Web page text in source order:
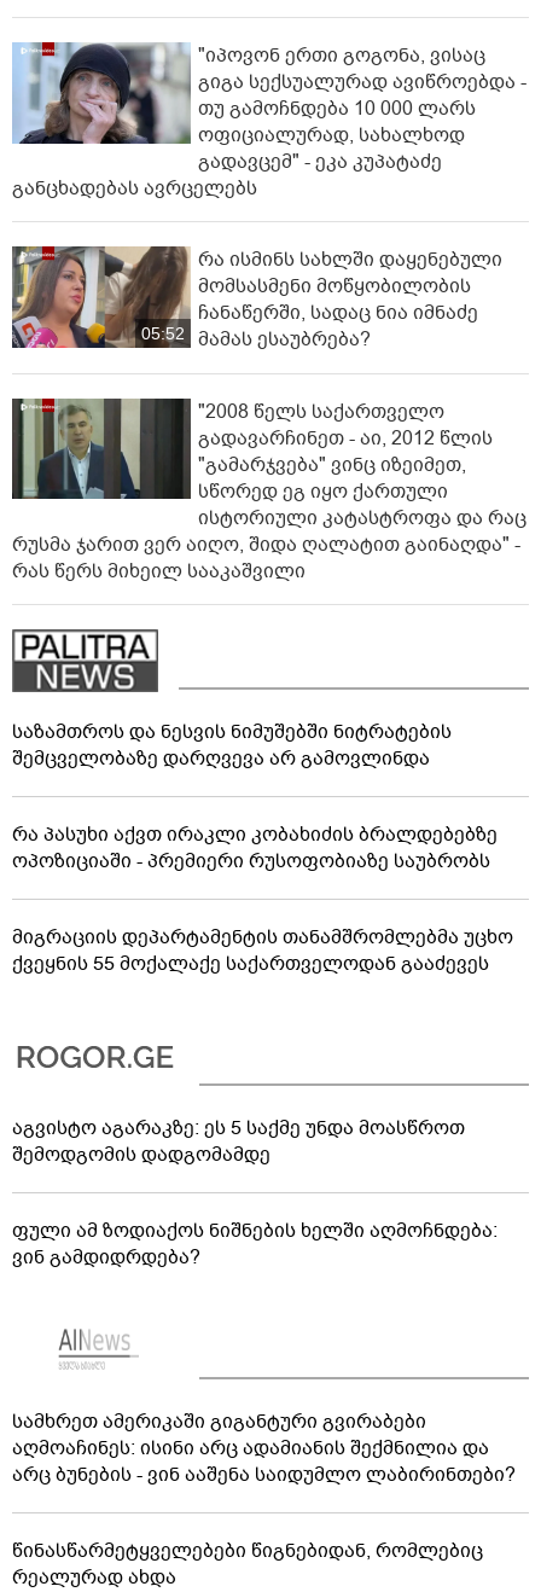
"იპოვონ ერთი გოგონა, ვისაც
გიგა სექსუალურად ავიწროებდა -
თუ გამოჩნდება 10 000 ლარს
ოფიციალურად, სახალხოდ
გადავცემ" - ეკა კუპატაძე
განცხადებას ავრცელებს
05:52
რა ისმინს სახლში დაყენებული
მომსასმენი მოწყობილობის
ჩანაწერში, სადაც ნია იმნაძე
მამას ესაუბრება?
"2008 წელს საქართველო
გადავარჩინეთ - აი, 2012 წლის
"გამარჯვება" ვინც იზეიმეთ,
სწორედ ეგ იყო ქართული
ისტორიული კატასტროფა და რაც
რუსმა ჯარით ვერ აიღო, შიდა ღალატით გაინაღდა" -
რას წერს მიხეილ სააკაშვილი
საზამთროს და ნესვის ნიმუშებში ნიტრატების
შემცველობაზე დარღვევა არ გამოვლინდა
რა პასუხი აქვთ ირაკლი კობახიძის ბრალდებებზე
ოპოზიციაში - პრემიერი რუსოფობიაზე საუბრობს
მიგრაციის დეპარტამენტის თანამშრომლებმა უცხო
ქვეყნის 55 მოქალაქე საქართველოდან გააძევეს
აგვისტო აგარაკზე: ეს 5 საქმე უნდა მოასწროთ
შემოდგომის დადგომამდე
ფული ამ ზოდიაქოს ნიშნების ხელში აღმოჩნდება:
ვინ გამდიდრდება?
სამხრეთ ამერიკაში გიგანტური გვირაბები
აღმოაჩინეს: ისინი არც ადამიანის შექმნილია და
არც ბუნების - ვინ ააშენა საიდუმლო ლაბირინთები?
წინასწარმეტყველებები წიგნებიდან, რომლებიც
რეალურად ახდა